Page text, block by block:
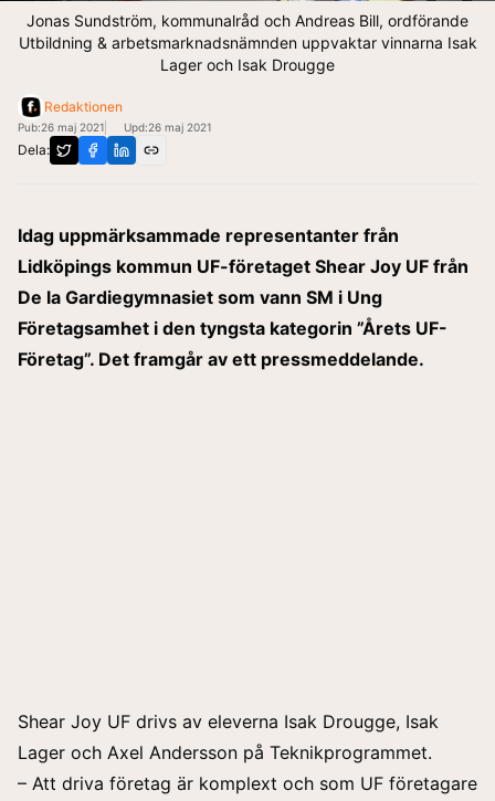
Jonas Sundström, kommunalråd och Andreas Bill, ordförande
Utbildning & arbetsmarknadsnämnden uppvaktar vinnarna Isak
Lager och Isak Drougge
Redaktionen
Pub:26 maj 2021 Upd:26 maj 2021
Dela:
Idag uppmärksammade representanter från
Lidköpings kommun UF-företaget Shear Joy UF från
De la Gardiegymnasiet som vann SM i Ung
Företagsamhet i den tyngsta kategorin ”Årets UF-
Företag”. Det framgår av ett pressmeddelande.
Shear Joy UF drivs av eleverna Isak Drougge, Isak
Lager och Axel Andersson på Teknikprogrammet.
– Att driva företag är komplext och som UF företagare